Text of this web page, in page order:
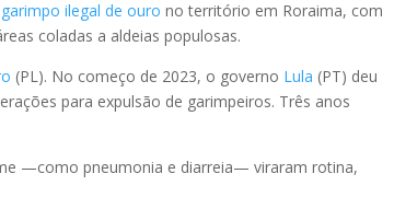
ilegal de ouro no território em Roraima, com
coladas a aldeias populosas.
(PL). No começo de 2023, o governo Lula (PT) deu
para expulsão de garimpeiros. Três anos
—como pneumonia e diarreia— viraram rotina,